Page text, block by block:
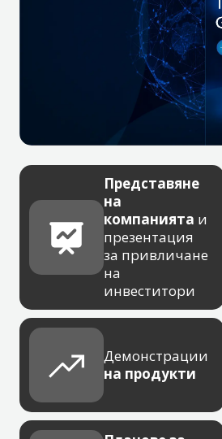
Представяне
на
компанията и
презентация
за привличане
на
инвеститори
Демонстрации
на продукти